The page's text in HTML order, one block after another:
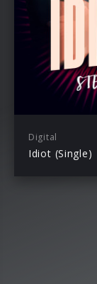
Digital
Idiot (Single)